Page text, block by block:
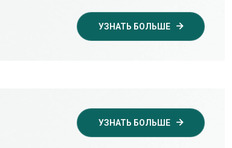
УЗНАТЬ БОЛЬШЕ
УЗНАТЬ БОЛЬШЕ